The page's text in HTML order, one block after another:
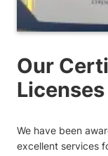
Our
Licenses
We have been
excellent services